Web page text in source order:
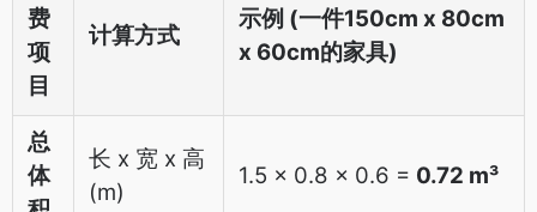
费
项
目
计算方式
示例 (一件150cm x 80cm
x 60cm的家具)
总
体
长 x 宽 x 高
(m)
1.5 x 0.8 x 0.6 = 0.72 m³